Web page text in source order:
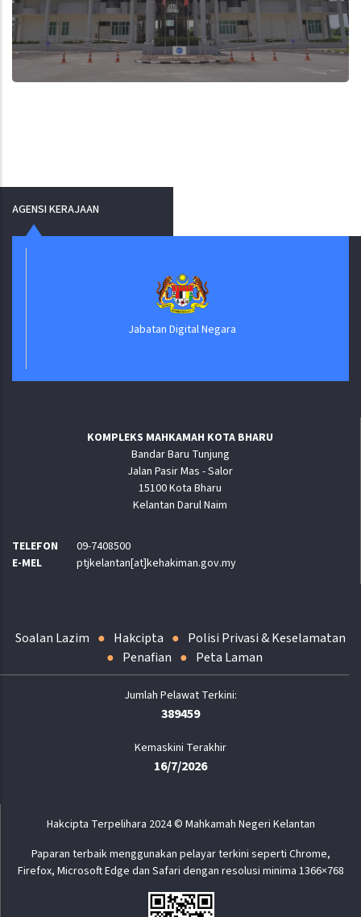
AGENSI KERAJAAN
Jabatan Digital Negara
KOMPLEKS MAHKAMAH KOTA BHARU
Bandar Baru Tunjung
Jalan Pasir Mas - Salor
15100 Kota Bharu
Kelantan Darul Naim
TELEFON
09-7408500
E-MEL
ptjkelantan[at]kehakiman.gov.my
Soalan Lazim Hakcipta
Polisi Privasi & Keselamatan
Penafian
Peta Laman
389459
Kemaskini Terakhir
16/7/2026
Hakcipta Terpelihara 2024 © Mahkamah Negeri Kelantan
Paparan terbaik menggunakan pelayar terkini seperti Chrome,
Firefox, Microsoft Edge dan Safari dengan resolusi minima 1366×768